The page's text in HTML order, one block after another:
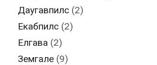
Даугавпилс(2)
Екабпилс(2)
Елгава (2)
Земгале(9)